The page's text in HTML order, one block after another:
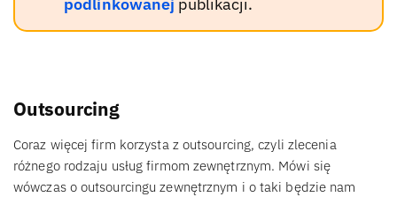
podlinkowanej publikacji.
Outsourcing
Coraz więcej firm korzysta z outsourcing, czyli zlecenia
różnego rodzaju usług firmom zewnętrznym. Mówi się
wówczas o outsourcingu zewnętrznym i o taki będzie nam